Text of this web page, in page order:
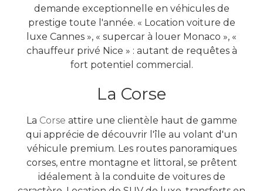
demande exceptionnelle en véhicules de
prestige toute l'année. « Location voiture de
luxe Cannes », « supercar à louer Monaco », «
chauffeur privé Nice » : autant de requêtes à
fort potentiel commercial.
La Corse
La Corse attire une clientèle haut de gamme
qui apprécie de découvrir l'île au volant d'un
véhicule premium. Les routes panoramiques
corses, entre montagne et littoral, se prêtent
idéalement à la conduite de voitures de